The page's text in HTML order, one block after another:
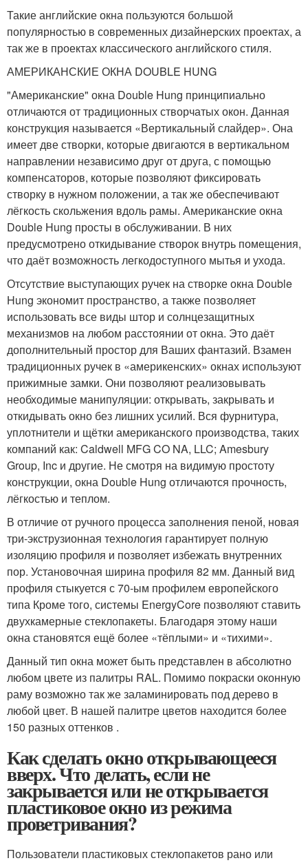
Такие английские окна пользуются большой
популярностью в современных дизайнерских проектах, а
так же в проектах классического английского стиля.
АМЕРИКАНСКИЕ ОКНА DOUBLE HUNG
"Американские" окна Double Hung принципиально
отличаются от традиционных створчатых окон. Данная
конструкция называется «Вертикальный слайдер». Она
имеет две створки, которые двигаются в вертикальном
направлении независимо друг от друга, с помощью
компенсаторов, которые позволяют фиксировать
створку в нужном положении, а так же обеспечивают
лёгкость скольжения вдоль рамы. Американские окна
Double Hung просты в обслуживании. В них
предусмотрено откидывание створок внутрь помещения,
что даёт возможность легкодоступного мытья и ухода.
Отсутствие выступающих ручек на створке окна Double
Hung экономит пространство, а также позволяет
использовать все виды штор и солнцезащитных
механизмов на любом расстоянии от окна. Это даёт
дополнительный простор для Ваших фантазий. Взамен
традиционных ручек в «америкенских» окнах используют
прижимные замки. Они позволяют реализовывать
необходимые манипуляции: открывать, закрывать и
откидывать окно без лишних усилий. Вся фурнитура,
уплотнители и щётки американского производства, таких
компаний как: Caldwell MFG CO NA, LLC; Amesbury
Group, Inc и другие. Не смотря на видимую простоту
конструкции, окна Double Hung отличаются прочность,
лёгкостью и теплом.
В отличие от ручного процесса заполнения пеной, новая
три-экструзионная технология гарантирует полную
изоляцию профиля и позволяет избежать внутренних
пор. Установочная ширина профиля 82 мм. Данный вид
профиля стыкуется с 70-ым профилем европейского
типа Кроме того, системы EnergyCore позволяют ставить
двухкамерные стеклопакеты. Благодаря этому наши
окна становятся ещё более «тёплыми» и «тихими».
Данный тип окна может быть представлен в абсолютно
любом цвете из палитры RAL. Помимо покраски оконную
раму возможно так же заламинировать под дерево в
любой цвет. В нашей палитре цветов находится более
150 разных оттенков .
Как сделать окно открывающееся
вверх. Что делать, если не
закрывается или не открывается
пластиковое окно из режима
проветривания?
Пользователи пластиковых стеклопакетов рано или